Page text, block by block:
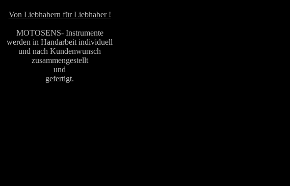
Von Liebhabern für Liebhaber !
MOTOSENS- Instrumente
werden in Handarbeit individuell
und nach Kundenwunsch
zusammengestellt
und
gefertigt.